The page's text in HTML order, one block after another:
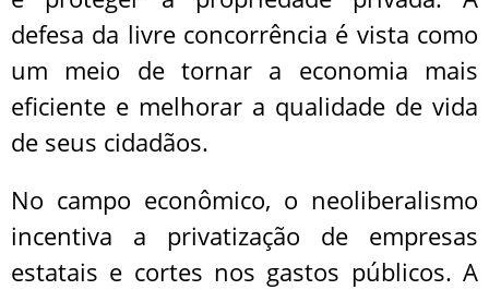
defesa da livre concorrência é vista como
um meio de tornar a economia mais
eficiente e melhorar a qualidade de vida
de seus cidadãos.
No campo econômico, o neoliberalismo
incentiva a privatização de empresas
estatais e cortes nos gastos públicos. A